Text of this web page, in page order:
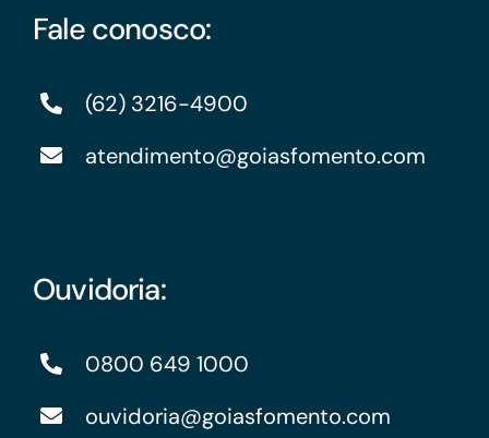
Fale conosco:
(62) 3216-4900
atendimento@goiasfomento.com
Ouvidoria:
0800 649 1000
ouvidoria@goiasfomento.com